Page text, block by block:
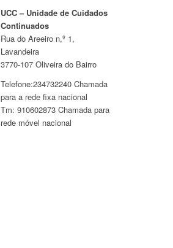
UCC – Unidade de Cuidados
Continuados
Rua do Areeiro n,º 1,
Lavandeira
3770-107 Oliveira do Bairro
Telefone:234732240 Chamada
para a rede fixa nacional
Tm: 910602873 Chamada para
rede móvel nacional